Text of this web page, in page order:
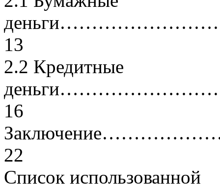
13
2.2 Кредитные
16
22
Список использованной